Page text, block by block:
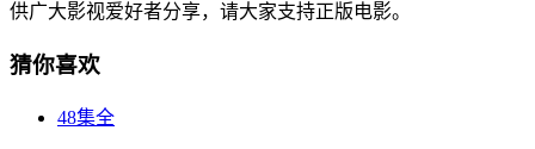
供广大影视爱好者分享，请大家支持正版电影。
猜你喜欢
48集全